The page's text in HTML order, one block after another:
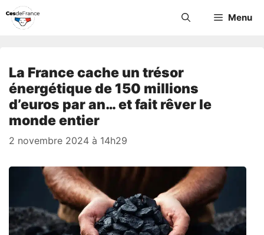
Aller
Menu
La France cache un trésor
énergétique de 150 millions
d’euros par an… et fait rêver le
monde entier
2 novembre 2024 à 14h29